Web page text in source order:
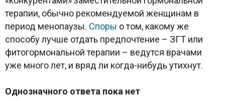
терапии, обычно рекомендуемой женщинам в
период менопаузы. Споры о том, какому же
способу лучше отдать предпочтение – ЗГТ или
фитогормональной терапии – ведутся врачами
уже много лет, и вряд ли когда-нибудь утихнут.
Однозначного ответа пока нет